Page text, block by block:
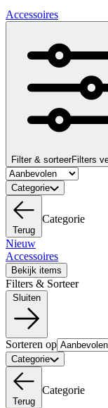
Accessoires
Filter & sorteerFilters
Categorie
Terug
Categorie
Nieuw
Accessoires
Bekijk items
Filters & Sorteer
Sorteren op
Categorie
Terug
Categorie